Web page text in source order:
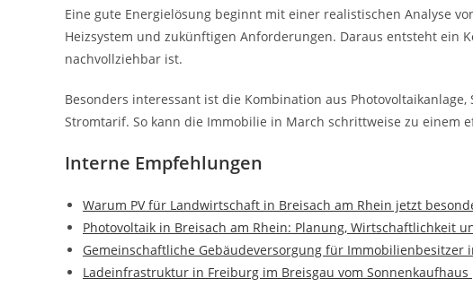
Eine gute Energielösung beginnt mit einer realistischen Analyse
Heizsystem und zukünftigen Anforderungen. Daraus entsteht ein
nachvollziehbar ist.
Besonders interessant ist die Kombination aus
Stromtarif. So kann die Immobilie in March schrittweise zu einem
Interne Empfehlungen
Warum PV für Landwirtschaft in Breisach am Rhein jetzt
Photovoltaik in Breisach am Rhein: Planung, Wirtschaftlichkeit
Gemeinschaftliche Gebäudeversorgung für Immobilienbesitzer
Ladeinfrastruktur in Freiburg im Breisgau vom